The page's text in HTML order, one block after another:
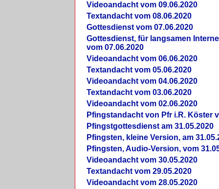
Videoandacht vom 09.06.2020
Textandacht vom 08.06.2020
Gottesdienst vom 07.06.2020
Gottesdienst, für langsamen
vom 07.06.2020
Videoandacht vom 06.06.2020
Textandacht vom 05.06.2020
Videoandacht vom 04.06.2020
Textandacht vom 03.06.2020
Videoandacht vom 02.06.2020
Pfingstandacht von Pfr i.R. Köster
Pfingstgottesdienst am 31.05.2020
Pfingsten, kleine Version, am
Pfingsten, Audio-Version, vom
Videoandacht vom 30.05.2020
Textandacht vom 29.05.2020
Videoandacht vom 28.05.2020